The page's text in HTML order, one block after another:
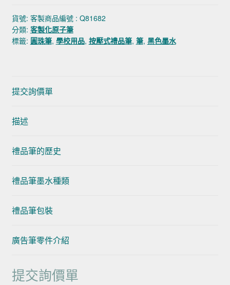
貨號: 客製商品編號 : Q81682
分類: 客製化原子筆
標籤: 圓珠筆, 學校用品, 按壓式禮品筆, 筆, 黑色墨水
提交詢價單
描述
禮品筆的歷史
禮品筆墨水種類
禮品筆包裝
廣告筆零件介紹
提交詢價單